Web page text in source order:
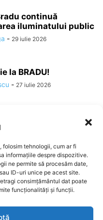
folosim tehnologii, cum ar fi
informațiile despre dispozitive.
ne permite să procesăm date,
ID-uri unice pe acest site.
consimțământul dat poate
funcționalități și funcții.
continuă
iluminatului public
- 29 iulie 2026
la BRADU!
- 27 iulie 2026